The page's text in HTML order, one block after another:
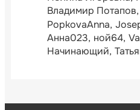
Владимир Потапов
PopkovaAnna
Анна023 ной64
Начинающий